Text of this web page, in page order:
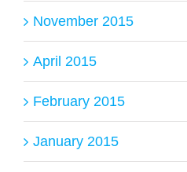
November 2015
April 2015
February 2015
January 2015